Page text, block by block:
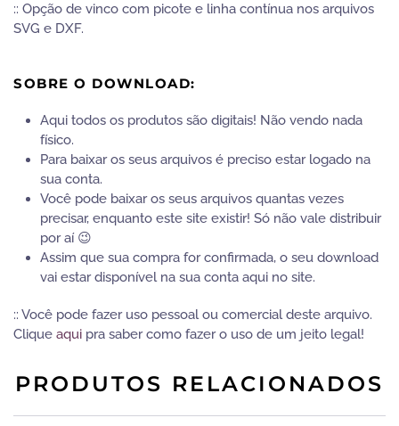
:: Opção de vinco com picote e linha contínua nos arquivos
SVG e DXF.
SOBRE O DOWNLOAD:
Aqui todos os produtos são digitais! Não vendo nada
físico.
Para baixar os seus arquivos é preciso estar logado na
sua conta.
Você pode baixar os seus arquivos quantas vezes
precisar, enquanto este site existir! Só não vale distribuir
por aí 😉
Assim que sua compra for confirmada, o seu download
vai estar disponível na sua conta aqui no site.
:: Você pode fazer uso pessoal ou comercial deste arquivo.
Clique aqui pra saber como fazer o uso de um jeito legal!
PRODUTOS RELACIONADOS